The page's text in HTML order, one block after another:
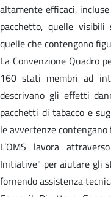
altamente efficaci,
pacchetto, quelle
quelle che contengono
La Convenzione Quadro
160 stati membri ad
descrivano gli effetti
pacchetti di tabacco e
le avvertenze contengano
L’OMS lavora
Initiative" per aiutare gli
fornendo assistenza